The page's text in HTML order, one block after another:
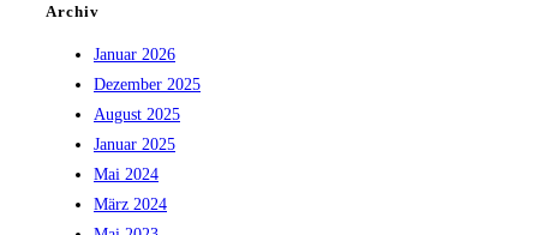
Archiv
Januar 2026
Dezember 2025
August 2025
Januar 2025
Mai 2024
März 2024